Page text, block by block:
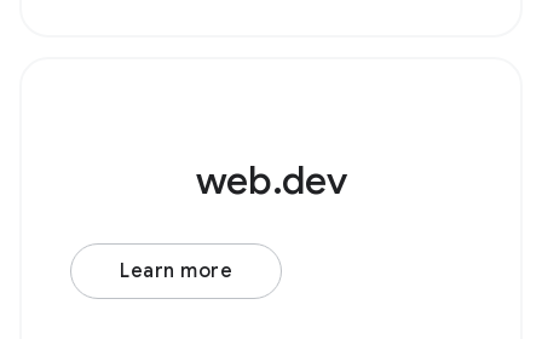
web.dev
Learn more